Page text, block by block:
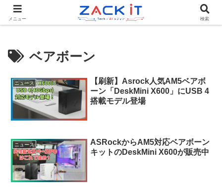
Tech×AIメディア『ZACK IT - 未来をもっと身近に』
ベアボーン
ニュース
【刷新】Asrock人気AM5ベアボ
ーン「DeskMini X600」にUSB 4
搭載モデル登場
ニュース
ASRockからAM5対応ベアボーン
キットのDeskMini X600が販売中
メニュー 検索